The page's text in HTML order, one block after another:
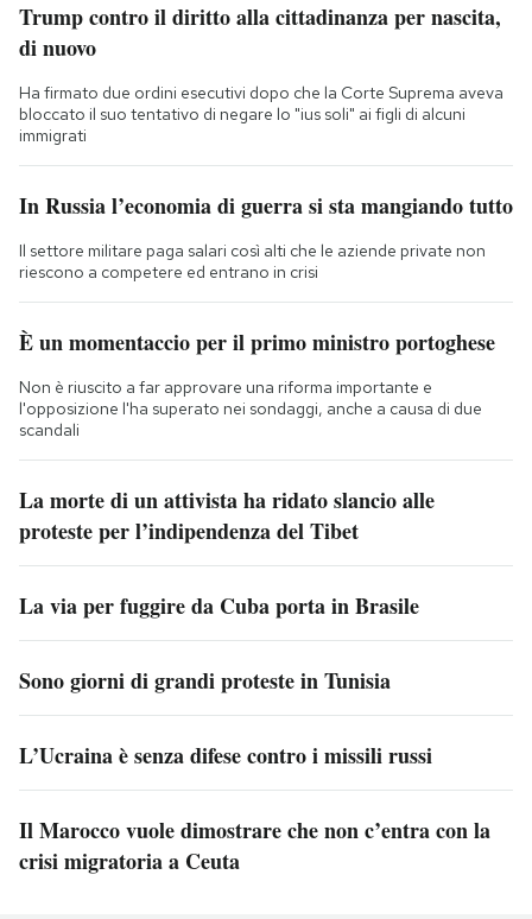
Trump contro il diritto alla cittadinanza per nascita,
di nuovo
Ha firmato due ordini esecutivi dopo che la Corte Suprema aveva
bloccato il suo tentativo di negare lo "ius soli" ai figli di alcuni
immigrati
In Russia l’economia di guerra si sta mangiando tutto
Il settore militare paga salari così alti che le aziende private non
riescono a competere ed entrano in crisi
È un momentaccio per il primo ministro portoghese
Non è riuscito a far approvare una riforma importante e
l'opposizione l'ha superato nei sondaggi, anche a causa di due
scandali
La morte di un attivista ha ridato slancio alle
proteste per l’indipendenza del Tibet
La via per fuggire da Cuba porta in Brasile
Sono giorni di grandi proteste in Tunisia
L’Ucraina è senza difese contro i missili russi
Il Marocco vuole dimostrare che non c’entra con la
crisi migratoria a Ceuta